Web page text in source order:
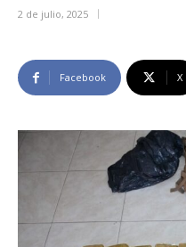
2 de julio, 2025
Facebook X